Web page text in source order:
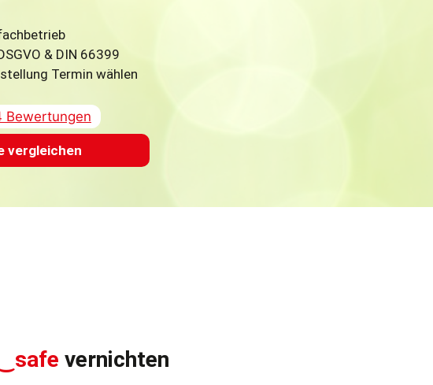
& DIN 66399
Termin wählen
Bewertungen
vergleichen
vernichten